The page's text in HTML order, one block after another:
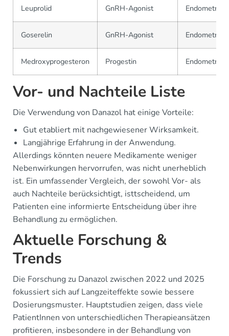
Leuprolid GnRH-Agonist
Goserelin GnRH-Agonist
Medroxyprogesteron Progestin
Vor- und Nachteile Liste
Die Verwendung von Danazol hat einige Vorteile:
Gut etabliert mit nachgewiesener Wirksamkeit.
Langjährige Erfahrung in der Anwendung.
Allerdings könnten neuere Medikamente weniger
Nebenwirkungen hervorrufen, was nicht unerheblich
ist. Ein umfassender Vergleich, der sowohl Vor- als
auch Nachteile berücksichtigt, isttscheidend, um
Patienten eine informierte Entscheidung über ihre
Behandlung zu ermöglichen.
Aktuelle Forschung &
Trends
Die Forschung zu Danazol zwischen 2022 und 2025
fokussiert sich auf Langzeiteffekte sowie bessere
Dosierungsmuster. Hauptstudien zeigen, dass viele
PatientInnen von unterschiedlichen Therapieansätzen
profitieren, insbesondere in der Behandlung von